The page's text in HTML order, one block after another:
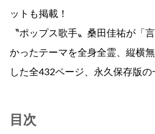
ットも掲載！
〝ポップス歌手〟桑田佳祐が「
かったテーマを全身全霊、縦横
した全432ページ、永久保存版の
目次